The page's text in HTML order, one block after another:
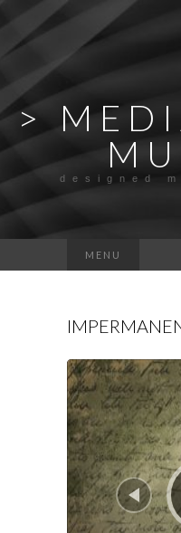
>
designed
MENU
Lecteur
audio